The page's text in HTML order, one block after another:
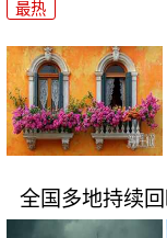
最热
全国多地持续